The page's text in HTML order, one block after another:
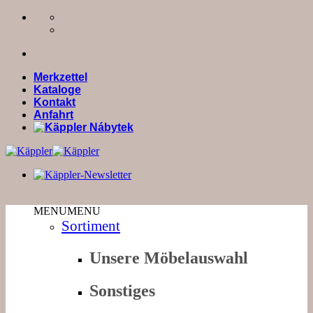
Zum
Merkzettel
Kataloge
Kontakt
Anfahrt
MENUMENU
Sortiment
Unsere Möbelauswahl
Sonstiges